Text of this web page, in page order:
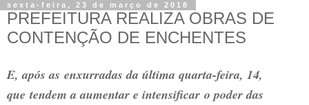
sexta-feira, 23 de março de 2018
PREFEITURA REALIZA OBRAS DE
CONTENÇÃO DE ENCHENTES
E, após as enxurradas da última quarta-feira, 14,
que tendem a aumentar e intensificar o poder das